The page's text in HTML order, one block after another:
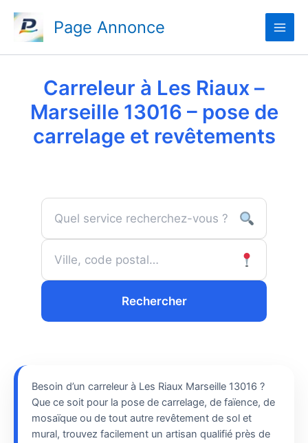
contenu
Page Annonce
Carreleur à Les Riaux –
Marseille 13016 – pose de
carrelage et revêtements
Rechercher
Besoin d’un carreleur à Les Riaux Marseille 13016 ?
Que ce soit pour la pose de carrelage, de faïence, de
mosaïque ou de tout autre revêtement de sol et
mural, trouvez facilement un artisan qualifié près de